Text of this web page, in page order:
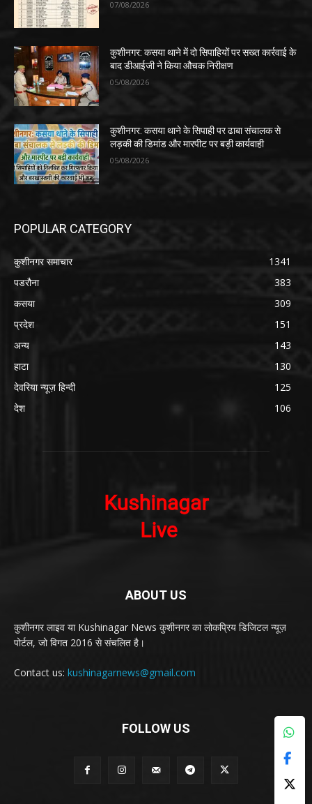
07/08/2026
कुशीनगर: कसया थाने में दो सिपाहियों पर सख्त कार्रवाई के
बाद डीआईजी ने किया औचक निरीक्षण
05/08/2026
कुशीनगर: कसया थाने के सिपाही पर ढाबा संचालक से
लड़की की डिमांड और मारपीट पर बड़ी कार्यवाही
05/08/2026
POPULAR CATEGORY
कुशीनगर समाचार
1341
पडरौना
383
कसया
309
प्रदेश
151
अन्य
143
हाटा
130
देवरिया न्यूज़ हिन्दी
125
देश
106
ABOUT US
कुशीनगर लाइव या Kushinagar News कुशीनगर का लोकप्रिय डिजिटल न्यूज़
पोर्टल, जो विगत 2016 से संचलित है।
Contact us: kushinagarnews@gmail.com
FOLLOW US